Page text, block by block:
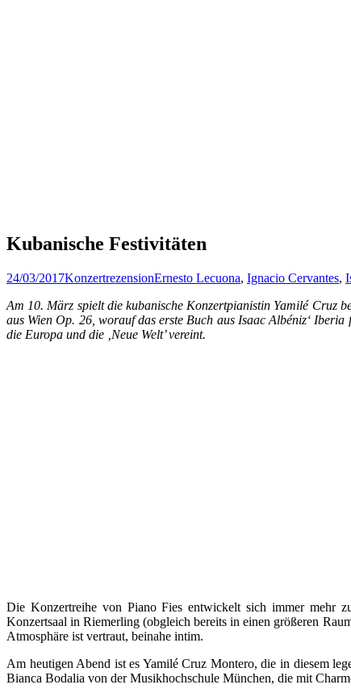
Kubanische Festivitäten
24/03/2017KonzertrezensionErnesto Lecuona, Ignacio Cervantes,
Am 10. März spielt die kubanische Konzertpianistin Yamilé Cruz
aus Wien Op. 26, worauf das erste Buch aus Isaac Albéniz‘
die Europa und die ‚Neue Welt’ vereint.
Die Konzertreihe von Piano Fies entwickelt sich immer mehr
Konzertsaal in Riemerling (obgleich bereits in einen größeren
Atmosphäre ist vertraut, beinahe intim.
Am heutigen Abend ist es Yamilé Cruz Montero, die in diesem
Bianca Bodalia von der Musikhochschule München, die mit